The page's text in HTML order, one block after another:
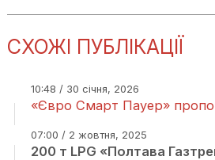
СХОЖІ ПУБЛІКАЦІЇ
10:48 / 30 січня, 2026
«Євро Смарт Пауер»
07:00 / 2 жовтня, 2025
200 т LPG «Полтава